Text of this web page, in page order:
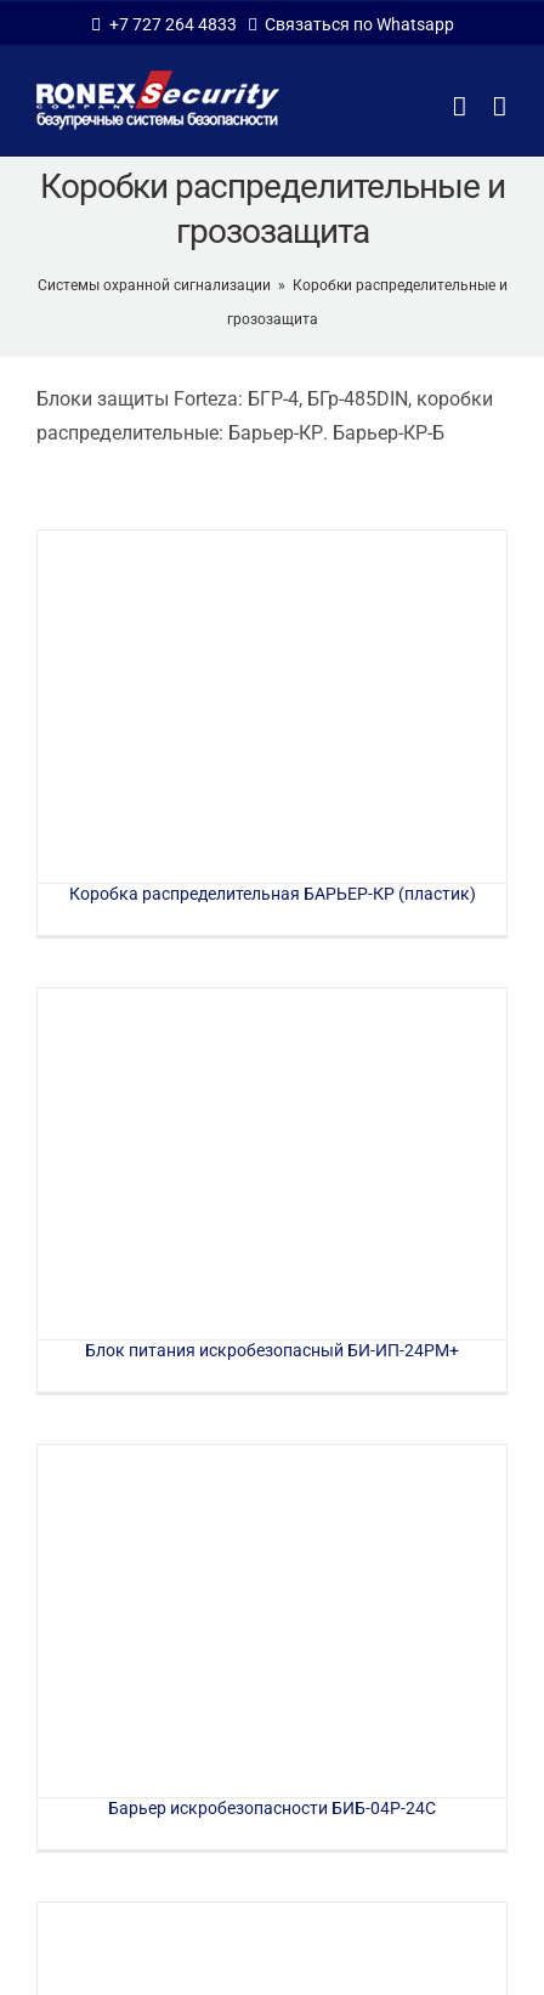
content
+7 727 264 4833 Связаться по Whatsapp
Коробки распределительные и
грозозащита
Системы охранной сигнализации »
Коробки распределительные и
грозозащита
Блоки защиты Forteza: БГР-4, БГр-485DIN, коробки
распределительные: Барьер-КР. Барьер-КР-Б
Коробка распределительная БАРЬЕР-КР (пластик)
Блок питания искробезопасный БИ-ИП-24РМ+
Барьер искробезопасности БИБ-04Р-24С